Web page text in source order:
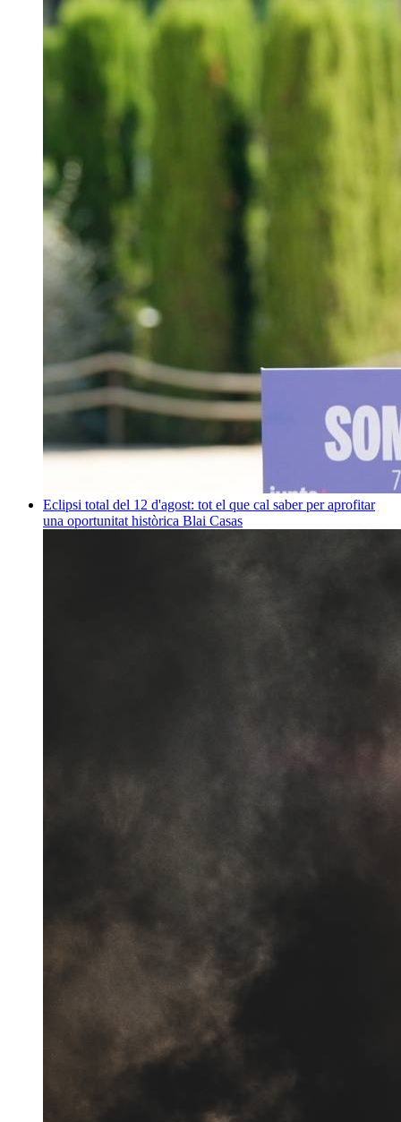
Eclipsi total del 12 d'agost: tot el que cal saber per aprofitar
una oportunitat històrica Blai Casas